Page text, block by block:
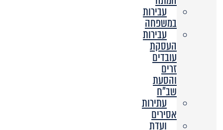
עבירות
במשפחה
עבירות
העסקת
עובדים
זרים
והסעת
שב”ח
עתירות
אסירים
ועדת